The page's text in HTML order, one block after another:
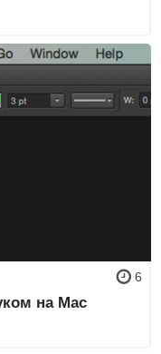
6
на Mac